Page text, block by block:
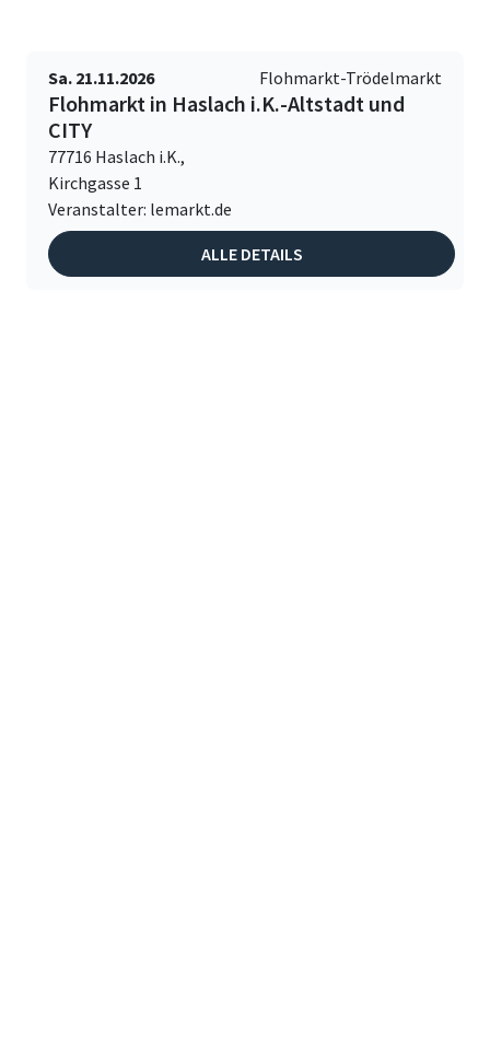
Sa. 21.11.2026 Flohmarkt-Trödelmarkt
Flohmarkt in Haslach i.K.-Altstadt und
CITY
77716 Haslach i.K.,
Kirchgasse 1
Veranstalter: lemarkt.de
ALLE DETAILS